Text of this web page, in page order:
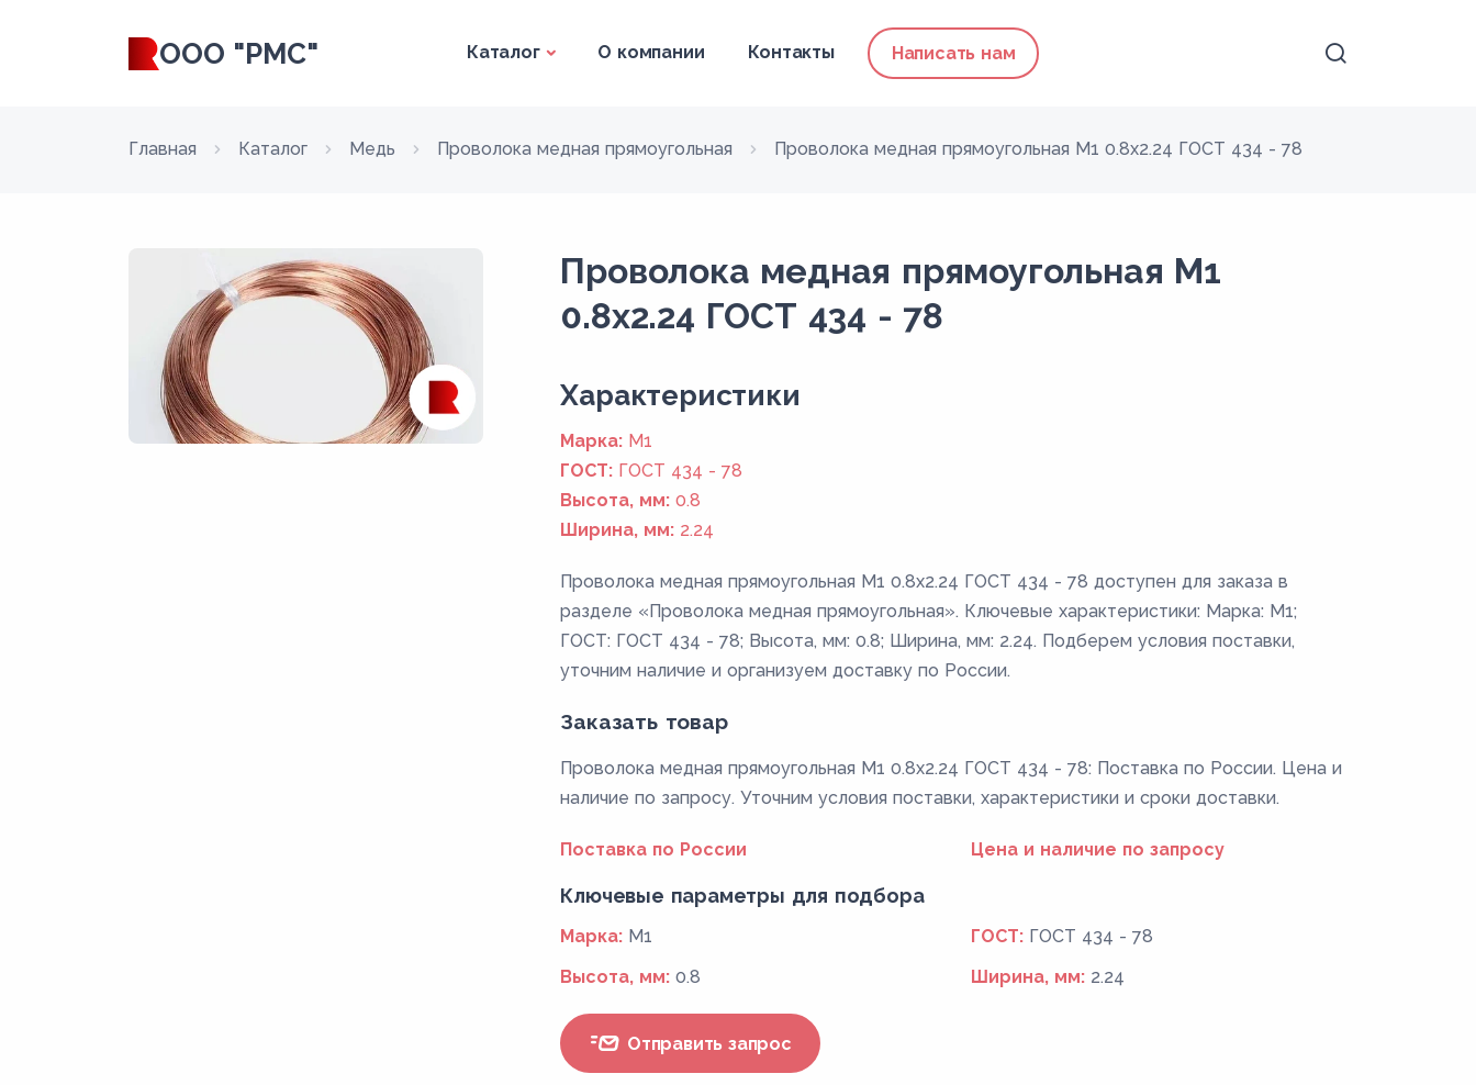
ООО "РМС" Каталог О компании Контакты Написать нам
Главная Каталог Медь Проволока медная прямоугольная Проволока медная прямоугольная М1 0.8x2.24 ГОСТ 434 - 78
Проволока медная прямоугольная М1
0.8x2.24 ГОСТ 434 - 78
Xарактеристики
Марка: М1
ГОСТ: ГОСТ 434 - 78
Высота, мм: 0.8
Ширина, мм: 2.24
Проволока медная прямоугольная М1 0.8x2.24 ГОСТ 434 - 78 доступен для заказа в
разделе «Проволока медная прямоугольная». Ключевые характеристики: Марка: М1;
ГОСТ: ГОСТ 434 - 78; Высота, мм: 0.8; Ширина, мм: 2.24. Подберем условия поставки,
уточним наличие и организуем доставку по России.
Заказать товар
Проволока медная прямоугольная М1 0.8x2.24 ГОСТ 434 - 78: Поставка по России. Цена и
наличие по запросу. Уточним условия поставки, характеристики и сроки доставки.
Поставка по России Цена и наличие по запросу
Ключевые параметры для подбора
Марка: М1 ГОСТ: ГОСТ 434 - 78
Высота, мм: 0.8 Ширина, мм: 2.24
Отправить запрос